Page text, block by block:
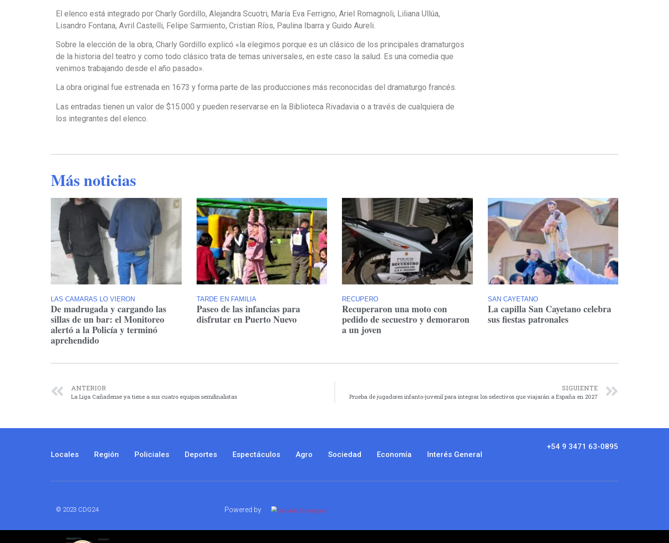
El elenco está integrado por Charly Gordillo, Alejandra Scuotri, María Eva Ferrigno, Ariel Romagnoli, Liliana Ullúa,
Lisandro Fontana, Avril Castelli, Felipe Sarmiento, Cristian Ríos, Paulina Ibarra y Guido Aureli.
Sobre la elección de la obra, Charly Gordillo explicó «la elegimos porque es un clásico de los principales dramaturgos
de la historia del teatro y como todo clásico trata de temas universales, en este caso la salud. Es una comedia que
venimos trabajando desde el año pasado».
La obra original fue estrenada en 1673 y forma parte de las producciones más reconocidas del dramaturgo francés.
Las entradas tienen un valor de $15.000 y pueden reservarse en la Biblioteca Rivadavia o a través de cualquiera de
los integrantes del elenco.
Más noticias
LAS CAMARAS LO VIERON
De madrugada y cargando las
sillas de un bar: el Monitoreo
alertó a la Policía y terminó
aprehendido
TARDE EN FAMILIA
Paseo de las infancias para
disfrutar en Puerto Nuevo
RECUPERO
Recuperaron una moto con
pedido de secuestro y demoraron
a un joven
SAN CAYETANO
La capilla San Cayetano celebra
sus fiestas patronales
ANTERIOR
La Liga Cañadense ya tiene a sus cuatro equipos semifinalistas
SIGUIENTE
Prueba de jugadores infanto-juvenil para integrar los selectivos que viajarán a España en 2027
Locales Región Policiales Deportes Espectáculos Agro Sociedad Economía Interés General
+54 9 3471 63-0895
© 2023 CDG24 Powered by